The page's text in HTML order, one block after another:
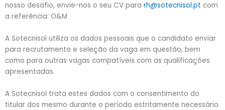
nosso desafio, envie-nos o seu CV para rh@sotecnisol.pt com
a referência: O&M
A Sotecnisol utiliza os dados pessoais que o candidato enviar
para recrutamento e seleção da vaga em questão, bem
como para outras vagas compatíveis com as qualificações
apresentadas.
A Sotecnisol trata estes dados com o consentimento do
titular dos mesmo durante o período estritamente necessário.